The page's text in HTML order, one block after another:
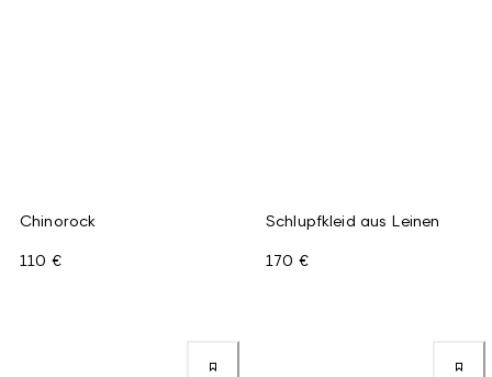
Chinorock
110 €
Schlupfkleid aus Leinen
170 €